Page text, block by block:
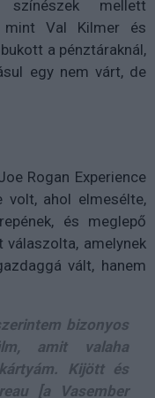
színészek mellett
mint Val Kilmer és
a pénztáraknál,
egy nem várt, de
Rogan Experience
volt, ahol elmesélte,
és meglepő
amelynek
vált, hanem
bizonyos
amit valaha
Kijött és
[a Vasember